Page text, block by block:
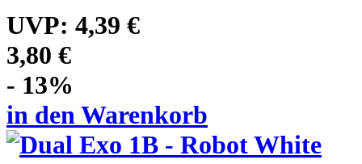
UVP: 4,39 €
3,80 €
- 13%
in den Warenkorb